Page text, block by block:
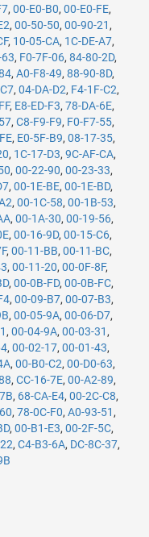
, 00-E0-B0, 00-E0-FE,
, 00-50-50, 00-90-21 ,
, 10-05-CA, 1C-DE-A7,
63, F0-7F-06, 84-80-2D,
, A0-F8-49, 88-90-8D,
, 04-DA-D2, F4-1F-C2,
, E8-ED-F3, 78-DA-6E,
, C8-F9-F9, F0-F7-55,
, E0-5F-B9, 08-17-35,
, 1C-17-D3, 9C-AF-CA,
, 00-22-90, 00-23-33,
, 00-1E-BE, 00-1E-BD,
, 00-1C-58, 00-1B-53,
, 00-1A-30, 00-19-56,
, 00-16-9D, 00-15-C6,
, 00-11-BB, 00-11-BC,
, 00-11-20, 00-0F-8F,
, 00-0B-FD, 00-0B-FC,
, 00-09-B7, 00-07-B3,
, 00-05-9A, 00-06-D7,
, 00-04-9A, 00-03-31 ,
, 00-02-17, 00-01-43,
, 00-B0-C2, 00-D0-63,
, CC-16-7E, 00-A2-89,
, 68-CA-E4, 00-2C-C8,
, 78-0C-F0, A0-93-51 ,
, 00-B1-E3, 00-2F-5C,
, C4-B3-6A, DC-8C-37,